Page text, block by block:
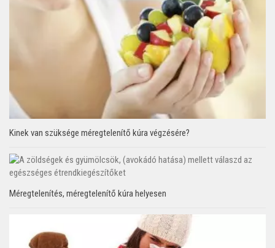
Kinek van szüksége méregtelenítő kúra végzésére?
Méregtelenítés, méregtelenítő kúra helyesen